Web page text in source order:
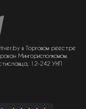
данных
в Торговом реестре
Мингорисполкомом.
12-242 УНП